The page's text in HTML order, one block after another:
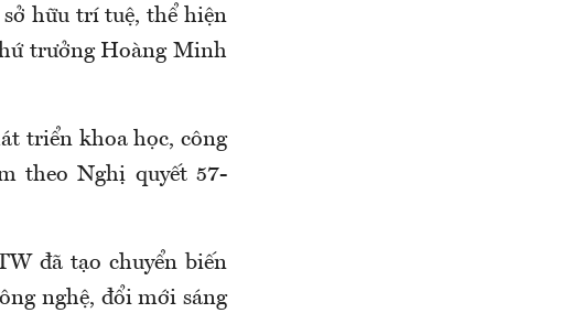
hữu trí tuệ, thể hiện
trưởng Hoàng Minh
triển khoa học, công
theo Nghị quyết 57-
đã tạo chuyển biến
nghệ, đổi mới sáng